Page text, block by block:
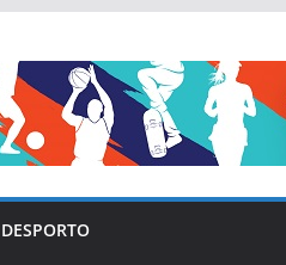
DESPORTO